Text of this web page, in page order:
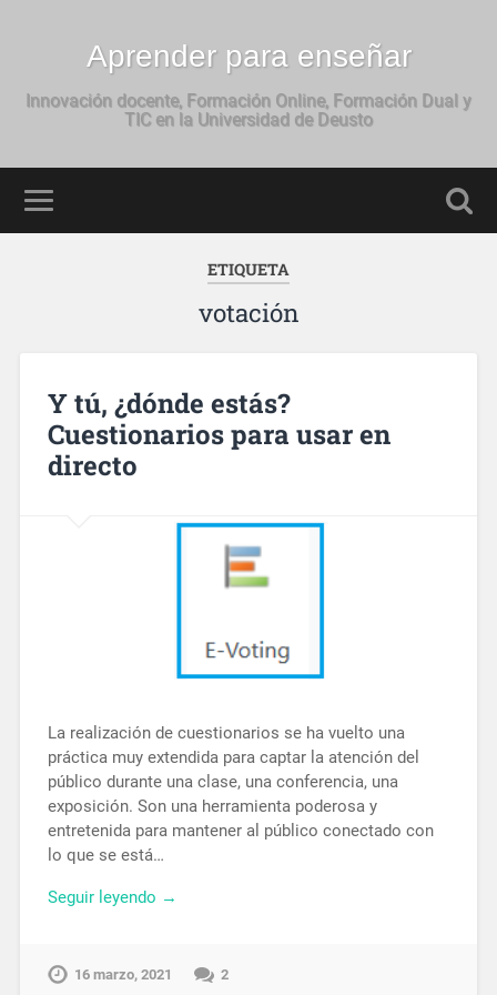
Aprender para enseñar
Innovación docente, Formación Online, Formación Dual y
TIC en la Universidad de Deusto
ETIQUETA
votación
Y tú, ¿dónde estás?
Cuestionarios para usar en
directo
La realización de cuestionarios se ha vuelto una
práctica muy extendida para captar la atención del
público durante una clase, una conferencia, una
exposición. Son una herramienta poderosa y
entretenida para mantener al público conectado con
lo que se está…
Seguir leyendo →
16 marzo, 2021 2